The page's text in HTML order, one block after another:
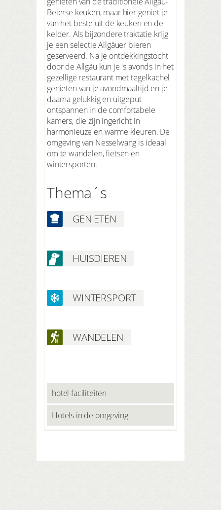
Beierse keuken, maar hier geniet je
van het beste uit de keuken en de
kelder. Als bijzondere traktatie krijg
je een selectie Allgäuer bieren
geserveerd. Na je ontdekkingstocht
door de Allgäu kun je 's avonds in het
gezellige restaurant met tegelkachel
genieten van je avondmaaltijd en je
daarna gelukkig en uitgeput
ontspannen in de comfortabele
kamers, die zijn ingericht in
harmonieuze en warme kleuren. De
omgeving van Nesselwang is ideaal
om te wandelen, fietsen en
wintersporten.
Thema´s
GENIETEN
HUISDIEREN
WINTERSPORT
WANDELEN
hotel faciliteiten
Hotels in de omgeving